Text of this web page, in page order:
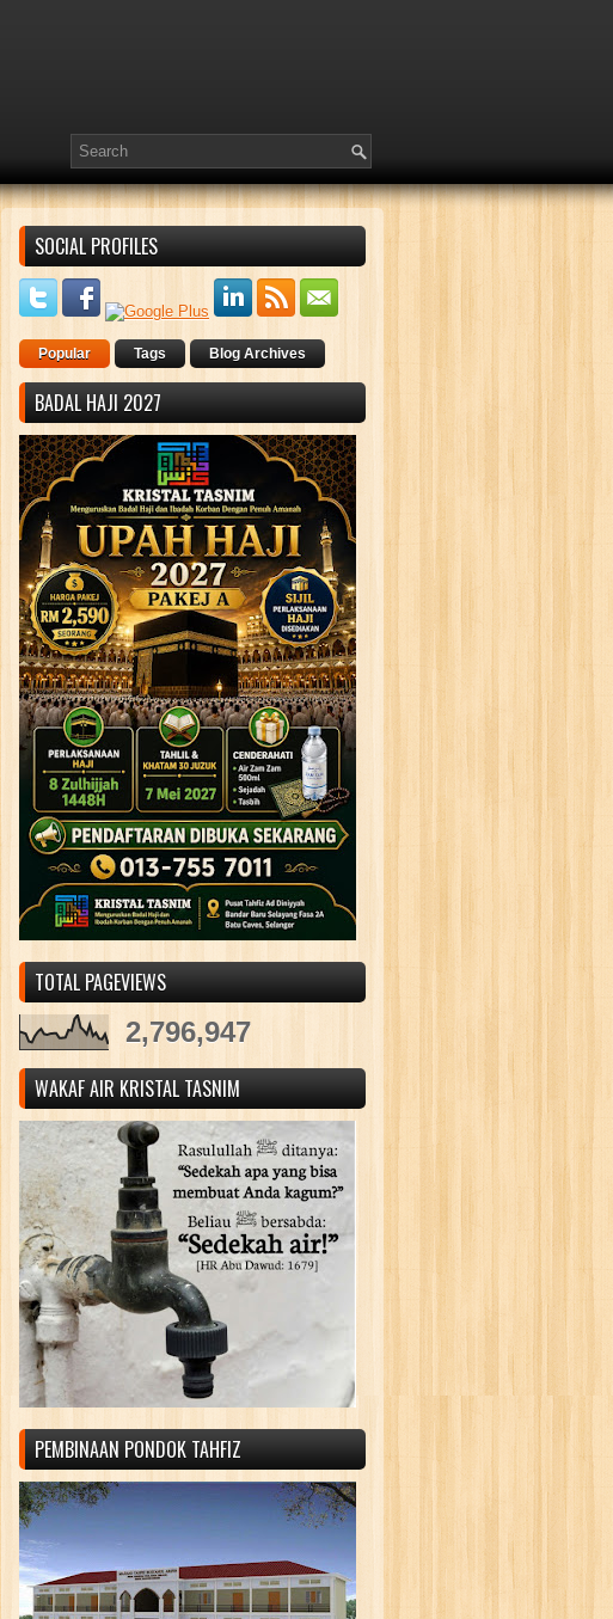
SOCIAL PROFILES
Popular Tags Blog Archives
BADAL HAJI 2027
TOTAL PAGEVIEWS
2,796,947
WAKAF AIR KRISTAL TASNIM
PEMBINAAN PONDOK TAHFIZ